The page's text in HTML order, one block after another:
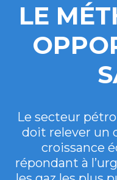
LE
Le secteur
doit relever un
croissance
répondant à